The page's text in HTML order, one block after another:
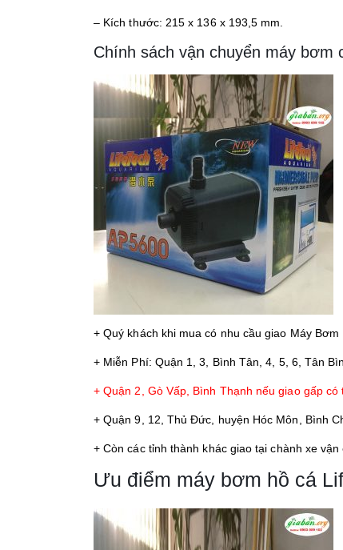
– Kích thước: 215 x 136 x 193,5 mm.
Chính sách vận chuyển máy bơm
+ Quý khách khi mua có nhu cầu giao Máy
+ Miễn Phí: Quận 1, 3, Bình Tân, 4, 5, 6, Tân
+ Quận 2, Gò Vấp, Bình Thạnh nếu giao gấp
+ Quận 9, 12, Thủ Đức, huyện Hóc Môn, Bình
+ Còn các tỉnh thành khác giao tại chành xe
Ưu điểm máy bơm hồ cá